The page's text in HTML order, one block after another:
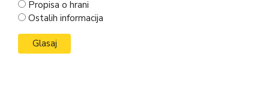
Propisa o hrani
Ostalih informacija